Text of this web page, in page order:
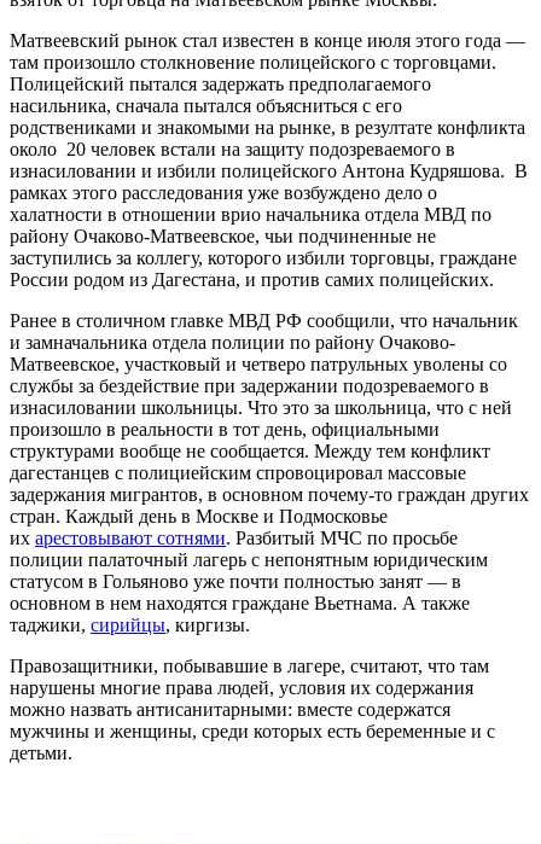
Матвеевский рынок стал известен в конце июля этого года —
там произошло столкновение полицейского с торговцами.
Полицейский пытался задержать предполагаемого
насильника, сначала пытался объясниться с его
родствениками и знакомыми на рынке, в резултате конфликта
около 20 человек встали на защиту подозреваемого в
изнасиловании и избили полицейского Антона Кудряшова. В
рамках этого расследования уже возбуждено дело о
халатности в отношении врио начальника отдела МВД по
району Очаково-Матвеевское, чьи подчиненные не
заступились за коллегу, которого избили торговцы, граждане
России родом из Дагестана, и против самих полицейских.
Ранее в столичном главке МВД РФ сообщили, что начальник
и замначальника отдела полиции по району Очаково-
Матвеевское, участковый и четверо патрульных уволены со
службы за бездействие при задержании подозреваемого в
изнасиловании школьницы. Что это за школьница, что с ней
произошло в реальности в тот день, официальными
структурами вообще не сообщается. Между тем конфликт
дагестанцев с полициейским спровоцировал массовые
задержания мигрантов, в основном почему-то граждан других
стран. Каждый день в Москве и Подмосковье
их арестовывают сотнями. Разбитый МЧС по просьбе
полиции палаточный лагерь с непонятным юридическим
статусом в Гольяново уже почти полностью занят — в
основном в нем находятся граждане Вьетнама. А также
таджики, сирийцы, киргизы.
Правозащитники, побывавшие в лагере, считают, что там
нарушены многие права людей, условия их содержания
можно назвать антисанитарными: вместе содержатся
мужчины и женщины, среди которых есть беременные и с
детьми.